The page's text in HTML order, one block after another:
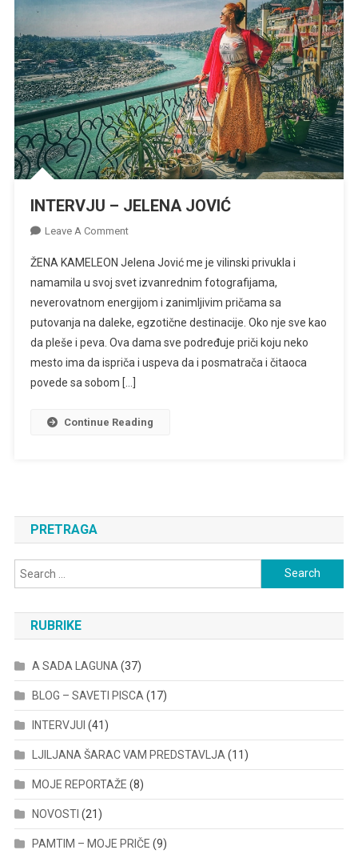
INTERVJU – JELENA JOVIĆ
Leave A CommentOn
–
JELENA
JOVIĆ
ŽENA KAMELEON Jelena Jović me je vilinski privukla i
namamila u svoj svet izvanrednim fotografijama,
neverovatnom energijom i zanimljivim pričama sa
putovanja na daleke, egzotične destinacije. Oko nje sve kao
da pleše i peva. Ova dama sve podređuje priči koju neko
mesto ima da ispriča i uspeva da i posmatrača i čitaoca
povede sa sobom […]
Continue Reading
PRETRAGA
Search
for:
RUBRIKE
A SADA LAGUNA (37)
BLOG – SAVETI PISCA (17)
INTERVJUI (41)
LJILJANA ŠARAC VAM PREDSTAVLJA (11)
MOJE REPORTAŽE (8)
NOVOSTI (21)
PAMTIM – MOJE PRIČE (9)